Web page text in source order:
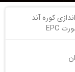
کوره آند